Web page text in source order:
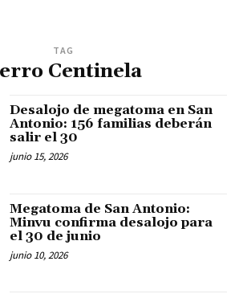
TAG
Centinela
Desalojo de megatoma en San
Antonio: 156 familias deberán
salir el 30
junio 15, 2026
Megatoma de San Antonio:
Minvu confirma desalojo para
el 30 de junio
junio 10, 2026